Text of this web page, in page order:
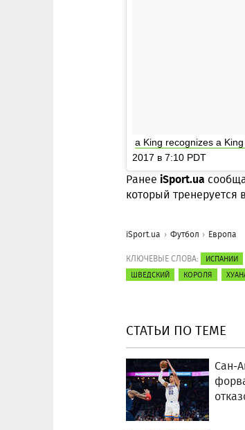
a King recognizes a
2017 в 7:10 PDT
Ранее iSport.ua
который тренеруется
iSport.ua Футбол Европа
КЛЮЧЕВЫЕ СЛОВА: ИСПАНИИ
ШВЕДСКИЙ
КОРОЛЯ
СТАТЬИ ПО ТЕМЕ
Сан-